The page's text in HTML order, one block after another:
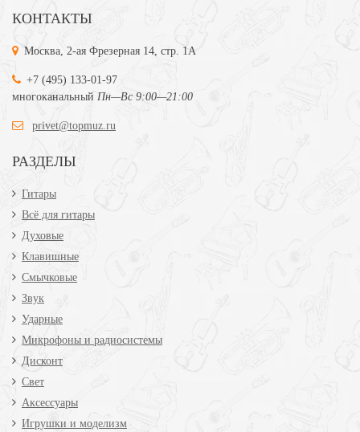
КОНТАКТЫ
Москва, 2-ая Фрезерная 14, стр. 1А
+7 (495) 133-01-97
многоканальный Пн—Вс 9:00—21:00
privet@topmuz.ru
РАЗДЕЛЫ
Гитары
Всё для гитары
Духовые
Клавишные
Смычковые
Звук
Ударные
Микрофоны и радиосистемы
Дисконт
Свет
Аксессуары
Игрушки и моделизм